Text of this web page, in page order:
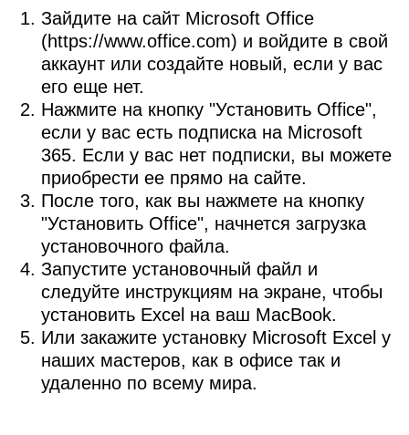
Зайдите на сайт Microsoft Office
(https://www.office.com) и войдите в свой
аккаунт или создайте новый, если у вас
его еще нет.
Нажмите на кнопку "Установить Office",
если у вас есть подписка на Microsoft
365. Если у вас нет подписки, вы можете
приобрести ее прямо на сайте.
После того, как вы нажмете на кнопку
"Установить Office", начнется загрузка
установочного файла.
Запустите установочный файл и
следуйте инструкциям на экране, чтобы
установить Excel на ваш MacBook.
Или закажите установку Microsoft Excel у
наших мастеров, как в офисе так и
удаленно по всему мира.